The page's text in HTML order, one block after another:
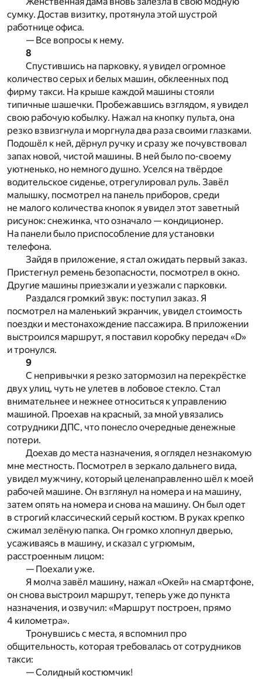
сумку. Достав визитку, протянула этой шустрой
работнице офиса.
— Все вопросы к нему.
8
Спустившись на парковку, я увидел огромное
количество серых и белых машин, обклеенных под
фирму такси. На крыше каждой машины стояли
типичные шашечки. Пробежавшись взглядом, я увидел
свою рабочую кобылку. Нажал на кнопку пульта, она
резко взвизгнула и моргнула два раза своими глазками.
Подошёл к ней, дёрнул ручку и сразу же почувствовал
запах новой, чистой машины. В ней было по-своему
уютненько, но немного душно. Уселся на твёрдое
водительское сиденье, отрегулировал руль. Завёл
малышку, посмотрел на панель приборов, среди
не малого количества кнопок я увидел этот заветный
рисунок: снежинка, что означало — кондиционер.
На панели было приспособление для установки
телефона.
Зайдя в приложение, я стал ожидать первый заказ.
Пристегнул ремень безопасности, посмотрел в окно.
Другие машины приезжали и уезжали с парковки.
Раздался громкий звук: поступил заказ. Я
посмотрел на маленький экранчик, увидел стоимость
поездки и местонахождение пассажира. В приложении
выстроился маршрут, я поставил коробку передач «D»
и тронулся.
9
С непривычки я резко затормозил на перекрёстке
двух улиц, чуть не улетев в лобовое стекло. Стал
внимательнее и нежнее относиться к управлению
машиной. Проехав на красный, за мной увязались
сотрудники ДПС, что понесло очередные денежные
потери.
Доехав до места назначения, я оглядел незнакомую
мне местность. Посмотрел в зеркало дальнего вида,
увидел мужчину, который целенаправленно шёл к моей
рабочей машине. Он взглянул на номера и на машину,
затем опять на номера и снова на машину. Он был одет
в строгий классический серый костюм. В руках крепко
сжимал зелёную папка. Он громко хлопнул дверью,
усаживаясь в машину, и сказал с угрюмым,
расстроенным лицом:
— Поехали уже.
Я молча завёл машину, нажал «Окей» на смартфоне,
он снова выстроил маршрут, теперь уже до пункта
назначения, и озвучил: «Маршрут построен, прямо
4 километра».
Тронувшись с места, я вспомнил про
общительность, которая требовалась от сотрудников
такси:
— Солидный костюмчик!